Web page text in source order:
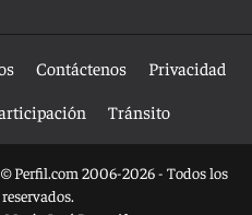
Contáctenos
Privacidad
Tránsito
Perfil.com 2006-2026 - Todos los